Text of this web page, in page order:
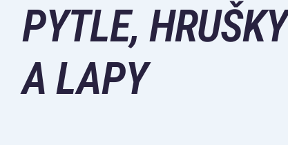
PYTLE, HRUŠKY
A LAPY